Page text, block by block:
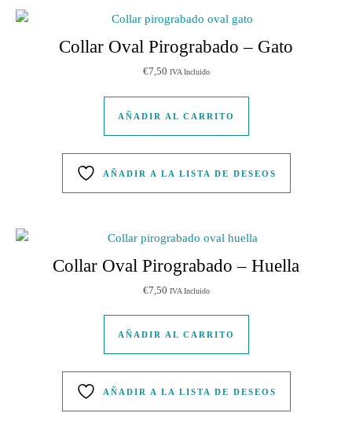
Collar Oval Pirograbado – Gato
€7,50 IVA Incluido
AÑADIR AL CARRITO
AÑADIR A LA LISTA DE DESEOS
Collar Oval Pirograbado – Huella
€7,50 IVA Incluido
AÑADIR AL CARRITO
AÑADIR A LA LISTA DE DESEOS